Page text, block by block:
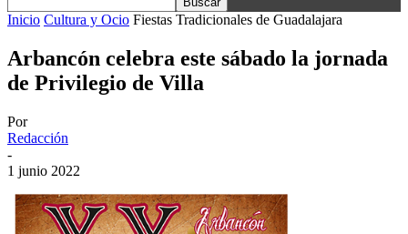
Inicio Cultura y Ocio Fiestas Tradicionales de Guadalajara
Arbancón celebra este sábado la jornada
de Privilegio de Villa
Por
Redacción
-
1 junio 2022